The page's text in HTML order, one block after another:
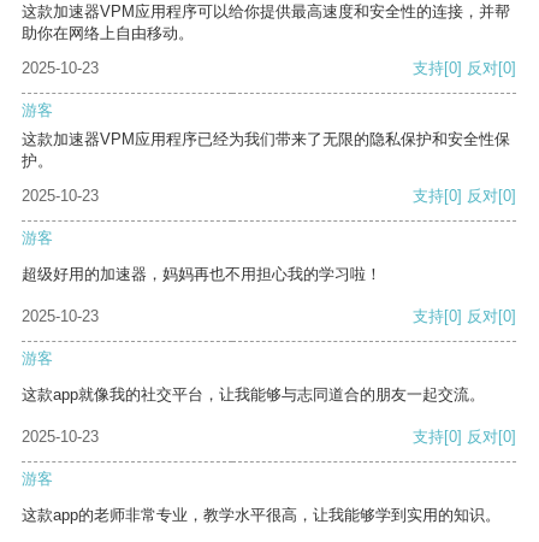
这款加速器VPM应用程序可以给你提供最高速度和安全性的连接，并帮
助你在网络上自由移动。
2025-10-23
支持[0] 反对[0]
游客
这款加速器VPM应用程序已经为我们带来了无限的隐私保护和安全性保
护。
2025-10-23
支持[0] 反对[0]
游客
超级好用的加速器，妈妈再也不用担心我的学习啦！
2025-10-23 支持[0] 反对[0]
游客
这款app就像我的社交平台，让我能够与志同道合的朋友一起交流。
2025-10-23 支持[0] 反对[0]
游客
这款app的老师非常专业，教学水平很高，让我能够学到实用的知识。